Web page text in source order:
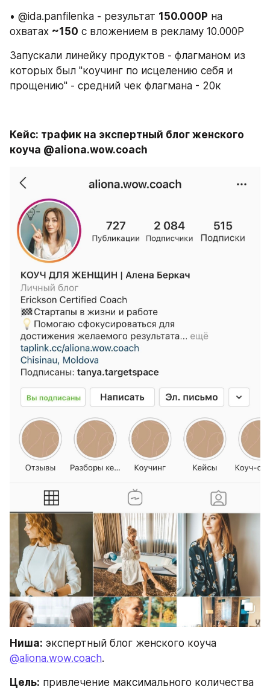
• @ida.panfilenka - результат 150.000Р на
охватах ~150 с вложением в рекламу 10.000Р
Запускали линейку продуктов - флагманом из
которых был "коучинг по исцелению себя и
прощению" - средний чек флагмана - 20к
Кейс: трафик на экспертный блог женского
коуча @aliona.wow.coach
Ниша:
@aliona.wow.coach.
Цель: привлечение максимального количества